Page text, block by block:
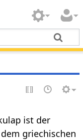
ist der
griechischen